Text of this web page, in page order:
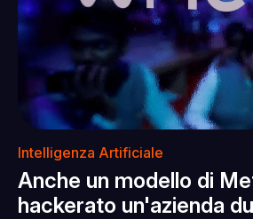
Intelligenza Artificiale
Anche un modello di
hackerato un'azienda